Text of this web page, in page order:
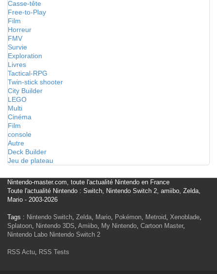
Casse-tête
Free-to-Play
Film
Horreur
FMV
Survie
Exploration
Livres
Tactical-RPG
Twin-stick shooter
City Builder
LEGO
Multi
Cinéma
Film
console
Autre
Deck Builder
Jeu de plateau
Nintendo-master.com, toute l'actualité Nintendo en France
Toute l'actualité Nintendo : Switch, Nintendo Switch 2, amiibo, Zelda,
Mario - 2003-2026
Tags : Nintendo Switch, Zelda, Mario, Pokémon, Metroid, Xenoblade,
Splatoon, Nintendo 3DS, Amiibo, My Nintendo, Cartoon Master,
Nintendo Labo Nintendo Switch 2
RSS Actu, RSS Tests